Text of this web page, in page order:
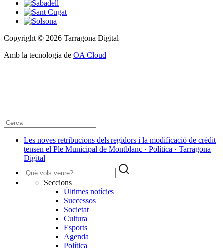
Copyright © 2026 Tarragona Digital
Amb la tecnologia de OA Cloud
Les noves retribucions dels regidors i la modificació de crèdit
tensen el Ple Municipal de Montblanc · Política · Tarragona
Digital
Seccions
Últimes notícies
Successos
Societat
Cultura
Esports
Agenda
Política